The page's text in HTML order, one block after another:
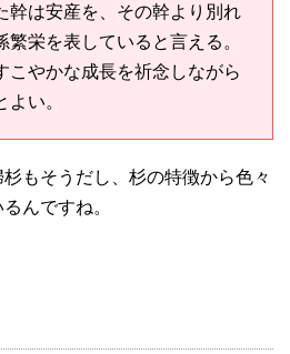
幹は安産を、その幹より別れ
栄を表していると言える。
こやかな成長を祈念しながら
い。
もそうだし、杉の特徴から色々
んですね。